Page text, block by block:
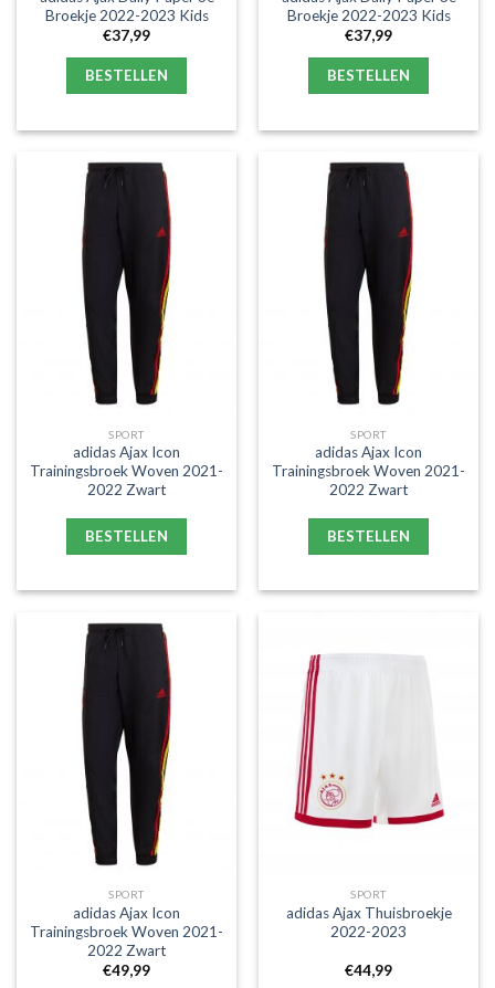
Broekje 2022-2023 Kids
€37,99
BESTELLEN
Broekje 2022-2023 Kids
€37,99
BESTELLEN
SPORT
adidas Ajax Icon
Trainingsbroek Woven 2021-
2022 Zwart
BESTELLEN
SPORT
adidas Ajax Icon
Trainingsbroek Woven 2021-
2022 Zwart
BESTELLEN
SPORT
adidas Ajax Icon
Trainingsbroek Woven 2021-
2022 Zwart
€49,99
SPORT
adidas Ajax Thuisbroekje
2022-2023
€44,99